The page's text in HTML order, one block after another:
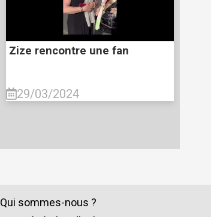
Zize rencontre une fan
29/03/2024
Qui sommes-nous ?